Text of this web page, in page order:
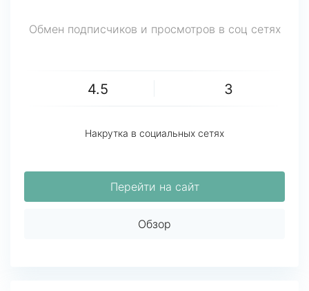
Обмен подписчиков и просмотров в соц сетях
4.5 3
Накрутка в социальных сетях
Перейти на сайт
Обзор